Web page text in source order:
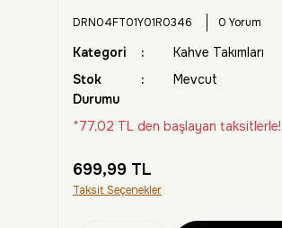
DRN04FT01Y01R0346 0 Yorum
Kategori
Kahve Takımları
Stok
Durumu
Mevcut
*77,02 TL den başlayan taksitlerle!
699,99 TL
Taksit Seçenekler